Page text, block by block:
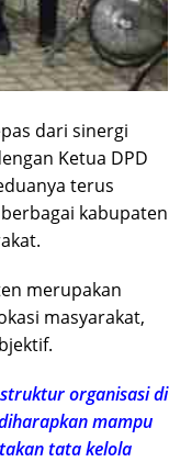
dari sinergi
Ketua DPD
terus
kabupaten
merupakan
masyarakat,
organisasi di
mampu
tata kelola